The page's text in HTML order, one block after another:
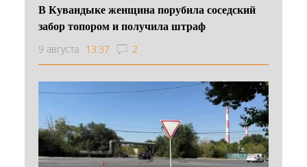
В Кувандыке женщина порубила соседский
забор топором и получила штраф
9 августа 13:37 2